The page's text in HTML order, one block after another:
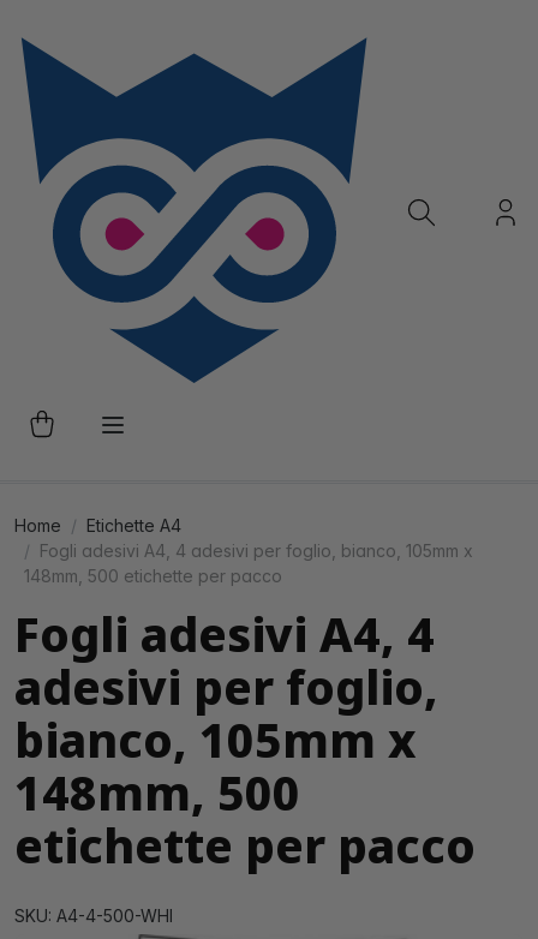
Home
Etichette A4
Fogli adesivi A4, 4 adesivi per foglio, bianco, 105mm x
148mm, 500 etichette per pacco
Fogli adesivi A4, 4
adesivi per foglio,
bianco, 105mm x
148mm, 500
etichette per pacco
SKU: A4-4-500-WHI